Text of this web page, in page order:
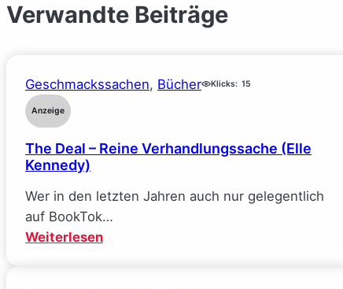
Verwandte Beiträge
Geschmackssachen, Bücher Klicks: 15
Anzeige
The Deal – Reine Verhandlungssache (Elle
Kennedy)
Wer in den letzten Jahren auch nur gelegentlich
auf BookTok…
Weiterlesen: